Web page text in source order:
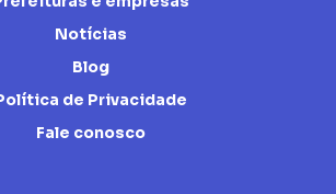
Notícias
Blog
de Privacidade
Fale conosco